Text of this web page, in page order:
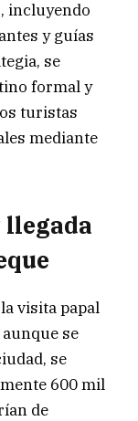
incluyendo
y guías
se
formal y
turistas
mediante
visita papal
se
se
600 mil
de